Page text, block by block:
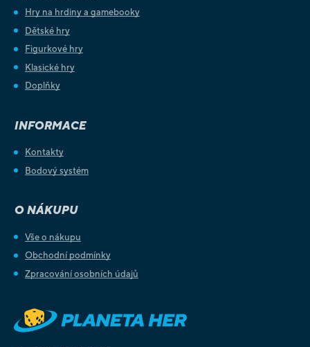
Hry na hrdiny a gamebooky
Dětské hry
Figurkové hry
Klasické hry
Doplňky
INFORMACE
Kontakty
Bodový systém
O NÁKUPU
Vše o nákupu
Obchodní podmínky
Zpracování osobních údajů